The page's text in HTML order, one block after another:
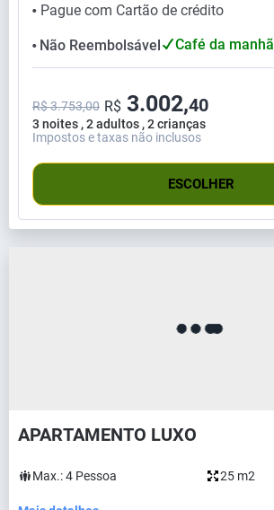
⬤ Pague com Cartão de crédito
⬤ Não Reembolsável Café da manhã
3 noites , 2 adultos , 2 crianças
R$ 3.753,00 R$ 3.002,40
Impostos e taxas não inclusos
ESCOLHER
APARTAMENTO LUXO
Max.:4 Pessoa 25 m2